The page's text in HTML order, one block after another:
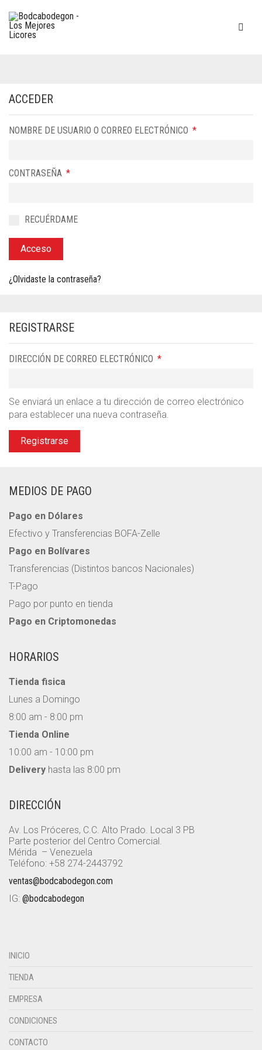
ACCEDER
NOMBRE DE USUARIO O CORREO ELECTRÓNICO *
CONTRASEÑA *
RECUÉRDAME
Acceso
¿Olvidaste la contraseña?
REGISTRARSE
DIRECCIÓN DE CORREO ELECTRÓNICO *
Se enviará un enlace a tu dirección de correo electrónico
para establecer una nueva contraseña.
Registrarse
MEDIOS DE PAGO
Pago en Dólares
Efectivo y Transferencias BOFA-Zelle
Pago en Bolívares
Transferencias (Distintos bancos Nacionales)
T-Pago
Pago por punto en tienda
Pago en Criptomonedas
HORARIOS
Tienda fisica
Lunes a Domingo
8:00 am - 8:00 pm
Tienda Online
10:00 am - 10:00 pm
Delivery hasta las 8:00 pm
DIRECCIÓN
Av. Los Próceres, C.C. Alto Prado. Local 3 PB
Parte posterior del Centro Comercial.
Mérida – Venezuela
Teléfono: +58 274-2443792
ventas@bodcabodegon.com
IG: @bodcabodegon
INICIO
TIENDA
EMPRESA
CONDICIONES
CONTACTO